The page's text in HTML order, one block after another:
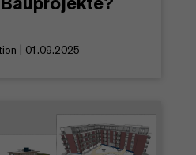
| 01.09.2025